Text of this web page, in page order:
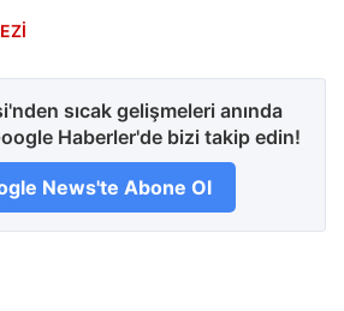
sıcak gelişmeleri anında
Haberler'de bizi takip edin!
News'te Abone Ol